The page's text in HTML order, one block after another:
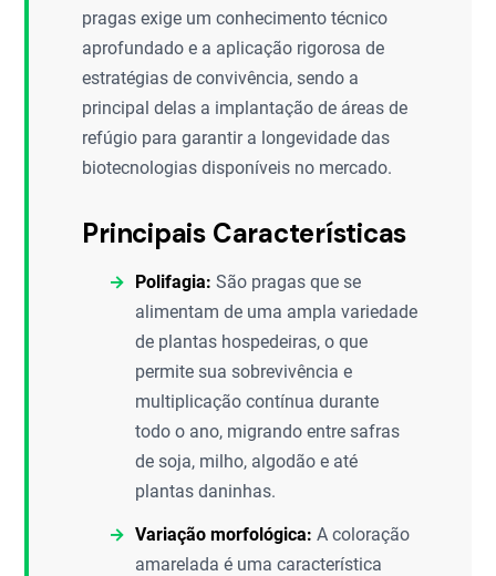
pragas exige um conhecimento técnico
aprofundado e a aplicação rigorosa de
estratégias de convivência, sendo a
principal delas a implantação de áreas de
refúgio para garantir a longevidade das
biotecnologias disponíveis no mercado.
Principais Características
Polifagia: São pragas que se
alimentam de uma ampla variedade
de plantas hospedeiras, o que
permite sua sobrevivência e
multiplicação contínua durante
todo o ano, migrando entre safras
de soja, milho, algodão e até
plantas daninhas.
Variação morfológica: A coloração
amarelada é uma característica